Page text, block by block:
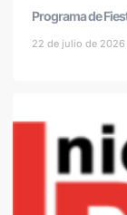
Programa de
22 de julio de 2026